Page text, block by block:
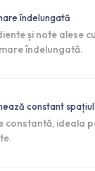
îndelungată
și note alese
îndelungată.
constant spațiul
constantă, ideala